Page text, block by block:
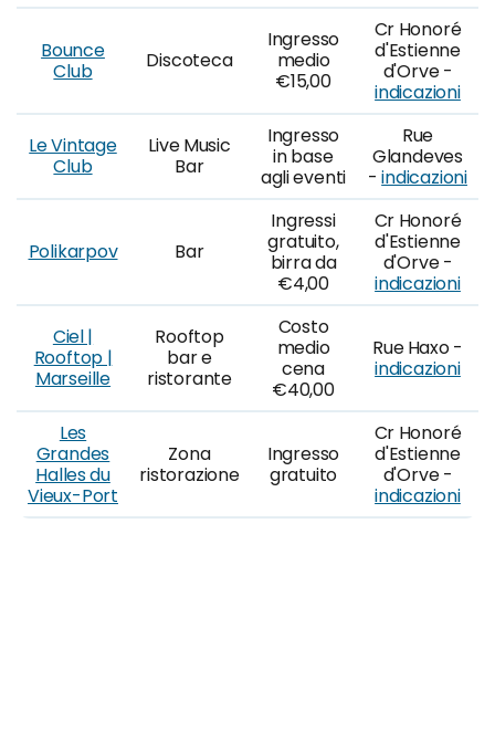
Bounce
Club
Discoteca
Ingresso
medio
€15,00
Cr Honoré
d'Estienne
d'Orve -
indicazioni
Le Vintage
Club
Live Music
Bar
Ingresso
in base
agli eventi
Rue
Glandeves
-indicazioni
Polikarpov Bar
Ingressi
gratuito,
birra da
€4,00
Cr Honoré
d'Estienne
d'Orve -
indicazioni
Ciel |
Rooftop |
Marseille
Rooftop
bar e
ristorante
Costo
medio
cena
€40,00
Rue Haxo -
indicazioni
Les
Grandes
Halles du
Vieux-Port
Zona
ristorazione
Ingresso
gratuito
Cr Honoré
d'Estienne
d'Orve -
indicazioni